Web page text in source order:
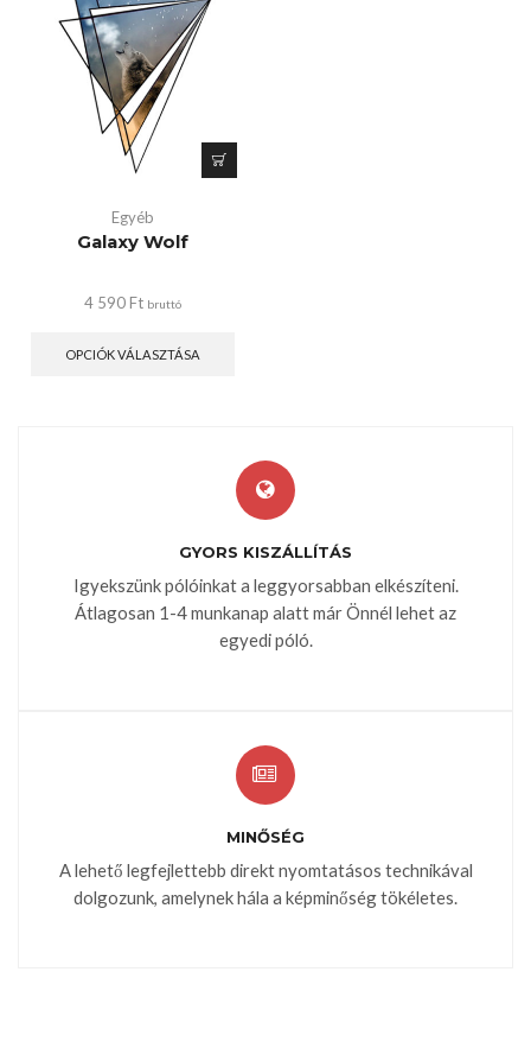
Egyéb
Galaxy Wolf
4 590 Ft bruttó
OPCIÓK VÁLASZTÁSA
GYORS KISZÁLLÍTÁS
Igyekszünk pólóinkat a leggyorsabban elkészíteni.
Átlagosan 1-4 munkanap alatt már Önnél lehet az
egyedi póló.
MINŐSÉG
A lehető legfejlettebb direkt nyomtatásos technikával
dolgozunk, amelynek hála a képminőség tökéletes.